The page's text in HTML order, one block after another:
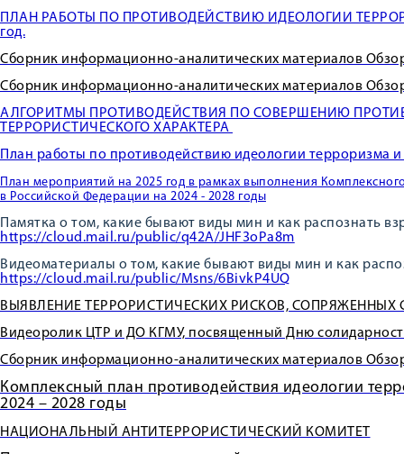
ПЛАН РАБОТЫ ПО ПРОТИВОДЕЙСТВИЮ ИДЕОЛОГИИ
год.
Сборник информационно-аналитических материалов
Сборник информационно-аналитических материалов
АЛГОРИТМЫ ПРОТИВОДЕЙСТВИЯ ПО СОВЕРШЕНИЮ
ТЕРРОРИСТИЧЕСКОГО ХАРАКТЕРА
План работы по противодействию идеологии терроризма
План мероприятий на 2025 год в рамках выполнения
в Российской Федерации на 2024 - 2028 годы
Памятка о том, какие бывают виды мин и как распознать
https://cloud.mail.ru/public/q42A/JHF3oPa8m
Видеоматериалы о том, какие бывают виды мин и как
https://cloud.mail.ru/public/Msns/6BivkP4UQ
ВЫЯВЛЕНИЕ ТЕРРОРИСТИЧЕСКИХ РИСКОВ, СОПРЯЖЕННЫХ
Видеоролик ЦТР и ДО КГМУ, посвященный Дню
Сборник информационно-аналитических материалов
Комплексный план противодействия идеологии
2024 – 2028 годы
НАЦИОНАЛЬНЫЙ АНТИТЕРРОРИСТИЧЕСКИЙ КОМИТЕТ